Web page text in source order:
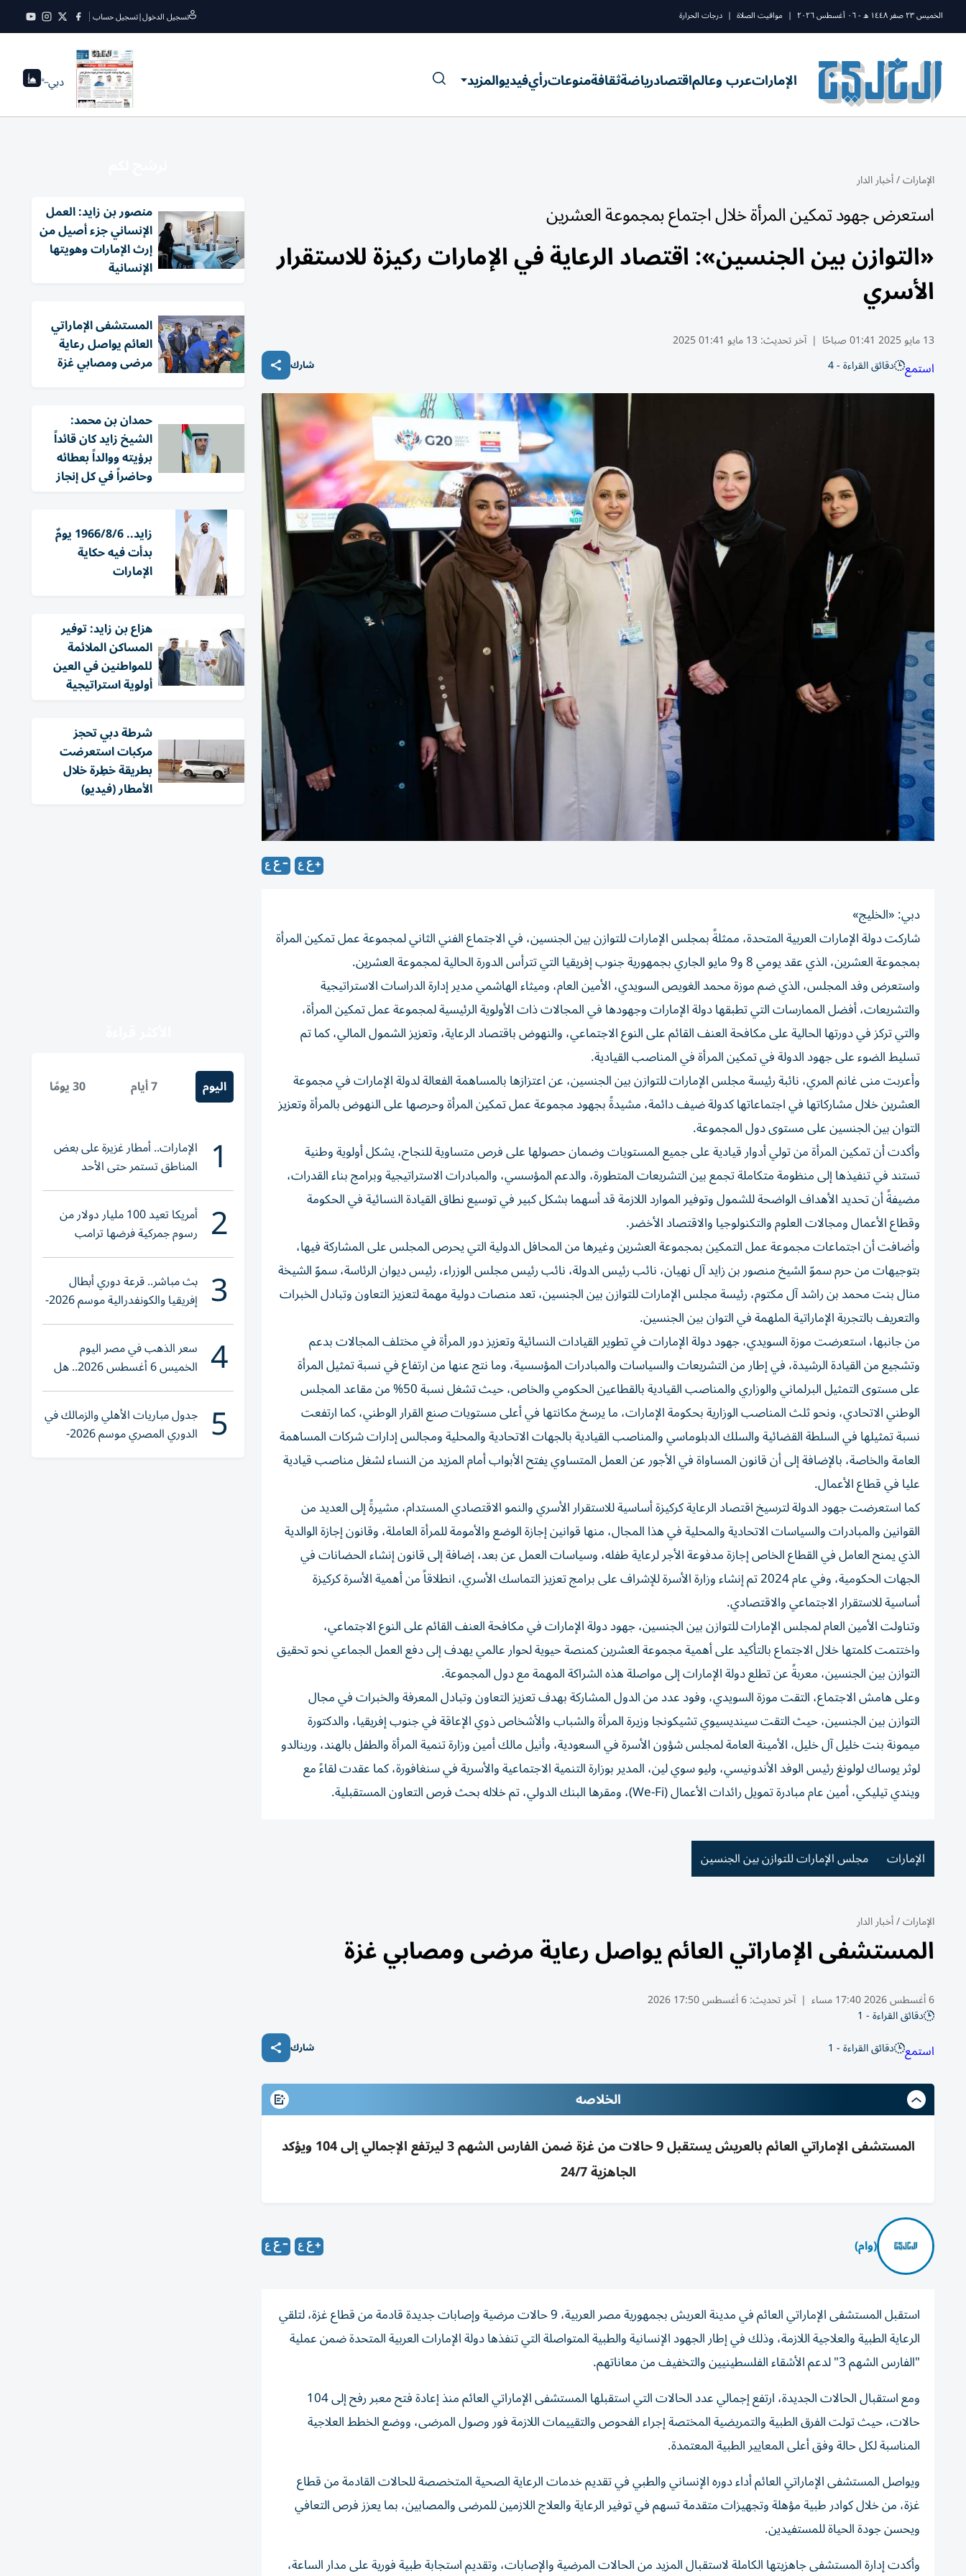
الخميس ٢٣ صفر ١٤٤٨ ه - ٠٦ أغسطس ٢٠٢٦ | مواقيت الصلاة | درجات الحرارة تسجيل الدخول|تسجيل حساب
الإماراتعرب وعالماقتصادرياضةثقافةمنوعاترأيفيديوالمزيد دبي--°
الإمارات/أخبار الدار
استعرض جهود تمكين المرأة خلال اجتماع بمجموعة العشرين
«التوازن بين الجنسين»: اقتصاد الرعاية في الإمارات ركيزة للاستقرار
الأسري
13 مايو 2025 01:41 صباحًا | آخر تحديث: 13 مايو 01:41 2025
استمع دقائق القراءة - 4 شارك
دبي: «الخليج»
شاركت دولة الإمارات العربية المتحدة، ممثلةً بمجلس الإمارات للتوازن بين الجنسين، في الاجتماع الفني الثاني لمجموعة عمل تمكين المرأة
بمجموعة العشرين، الذي عقد يومي 8 و9 مايو الجاري بجمهورية جنوب إفريقيا التي تترأس الدورة الحالية لمجموعة العشرين.
واستعرض وفد المجلس، الذي ضم موزة محمد الغويص السويدي، الأمين العام، وميثاء الهاشمي مدير إدارة الدراسات الاستراتيجية
والتشريعات، أفضل الممارسات التي تطبقها دولة الإمارات وجهودها في المجالات ذات الأولوية الرئيسية لمجموعة عمل تمكين المرأة،
والتي تركز في دورتها الحالية على مكافحة العنف القائم على النوع الاجتماعي، والنهوض باقتصاد الرعاية، وتعزيز الشمول المالي، كما تم
تسليط الضوء على جهود الدولة في تمكين المرأة في المناصب القيادية.
وأعربت منى غانم المري، نائبة رئيسة مجلس الإمارات للتوازن بين الجنسين، عن اعتزازها بالمساهمة الفعالة لدولة الإمارات في مجموعة
العشرين خلال مشاركاتها في اجتماعاتها كدولة ضيف دائمة، مشيدةً بجهود مجموعة عمل تمكين المرأة وحرصها على النهوض بالمرأة وتعزيز
التوان بين الجنسين على مستوى دول المجموعة.
وأكدت أن تمكين المرأة من تولي أدوار قيادية على جميع المستويات وضمان حصولها على فرص متساوية للنجاح، يشكل أولوية وطنية
تستند في تنفيذها إلى منظومة متكاملة تجمع بين التشريعات المتطورة، والدعم المؤسسي، والمبادرات الاستراتيجية وبرامج بناء القدرات،
مضيفةً أن تحديد الأهداف الواضحة للشمول وتوفير الموارد اللازمة قد أسهما بشكل كبير في توسيع نطاق القيادة النسائية في الحكومة
وقطاع الأعمال ومجالات العلوم والتكنولوجيا والاقتصاد الأخضر.
وأضافت أن اجتماعات مجموعة عمل التمكين بمجموعة العشرين وغيرها من المحافل الدولية التي يحرص المجلس على المشاركة فيها،
بتوجيهات من حرم سموّ الشيخ منصور بن زايد آل نهيان، نائب رئيس الدولة، نائب رئيس مجلس الوزراء، رئيس ديوان الرئاسة، سموّ الشيخة
منال بنت محمد بن راشد آل مكتوم، رئيسة مجلس الإمارات للتوازن بين الجنسين، تعد منصات دولية مهمة لتعزيز التعاون وتبادل الخبرات
والتعريف بالتجربة الإماراتية الملهمة في التوان بين الجنسين.
من جانبها، استعرضت موزة السويدي، جهود دولة الإمارات في تطوير القيادات النسائية وتعزيز دور المرأة في مختلف المجالات بدعم
وتشجيع من القيادة الرشيدة، في إطار من التشريعات والسياسات والمبادرات المؤسسية، وما نتج عنها من ارتفاع في نسبة تمثيل المرأة
على مستوى التمثيل البرلماني والوزاري والمناصب القيادية بالقطاعين الحكومي والخاص، حيث تشغل نسبة 50% من مقاعد المجلس
الوطني الاتحادي، ونحو ثلث المناصب الوزارية بحكومة الإمارات، ما يرسخ مكانتها في أعلى مستويات صنع القرار الوطني، كما ارتفعت
نسبة تمثيلها في السلطة القضائية والسلك الدبلوماسي والمناصب القيادية بالجهات الاتحادية والمحلية ومجالس إدارات شركات المساهمة
العامة والخاصة، بالإضافة إلى أن قانون المساواة في الأجور عن العمل المتساوي يفتح الأبواب أمام المزيد من النساء لشغل مناصب قيادية
عليا في قطاع الأعمال.
كما استعرضت جهود الدولة لترسيخ اقتصاد الرعاية كركيزة أساسية للاستقرار الأسري والنمو الاقتصادي المستدام، مشيرةً إلى العديد من
القوانين والمبادرات والسياسات الاتحادية والمحلية في هذا المجال، منها قوانين إجازة الوضع والأمومة للمرأة العاملة، وقانون إجازة الوالدية
الذي يمنح العامل في القطاع الخاص إجازة مدفوعة الأجر لرعاية طفله، وسياسات العمل عن بعد، إضافة إلى قانون إنشاء الحضانات في
الجهات الحكومية، وفي عام 2024 تم إنشاء وزارة الأسرة للإشراف على برامج تعزيز التماسك الأسري، انطلاقاً من أهمية الأسرة كركيزة
أساسية للاستقرار الاجتماعي والاقتصادي.
وتناولت الأمين العام لمجلس الإمارات للتوازن بين الجنسين، جهود دولة الإمارات في مكافحة العنف القائم على النوع الاجتماعي،
واختتمت كلمتها خلال الاجتماع بالتأكيد على أهمية مجموعة العشرين كمنصة حيوية لحوار عالمي يهدف إلى دفع العمل الجماعي نحو تحقيق
التوازن بين الجنسين، معربةً عن تطلع دولة الإمارات إلى مواصلة هذه الشراكة المهمة مع دول المجموعة.
وعلى هامش الاجتماع، التقت موزة السويدي، وفود عدد من الدول المشاركة بهدف تعزيز التعاون وتبادل المعرفة والخبرات في مجال
التوازن بين الجنسين، حيث التقت سينديسيوي تشيكونجا وزيرة المرأة والشباب والأشخاص ذوي الإعاقة في جنوب إفريقيا، والدكتورة
ميمونة بنت خليل آل خليل، الأمينة العامة لمجلس شؤون الأسرة في السعودية، وأنيل مالك أمين وزارة تنمية المرأة والطفل بالهند، ورينالدو
لوثر يوساك لولونغ رئيس الوفد الأندونيسي، وليو سوي لين، المدير بوزارة التنمية الاجتماعية والأسرية في سنغافورة، كما عقدت لقاءً مع
ويندي تيليكي، أمين عام مبادرة تمويل رائدات الأعمال (We-Fi)، ومقرها البنك الدولي، تم خلاله بحث فرص التعاون المستقبلية.
الإمارات مجلس الإمارات للتوازن بين الجنسين
الإمارات/أخبار الدار
المستشفى الإماراتي العائم يواصل رعاية مرضى ومصابي غزة
6 أغسطس 2026 17:40 مساء | آخر تحديث:6 أغسطس 17:50 2026
دقائق القراءة - 1
استمع دقائق القراءة - 1 شارك
الخلاصه
المستشفى الإماراتي العائم بالعريش يستقبل 9 حالات من غزة ضمن الفارس الشهم 3 ليرتفع الإجمالي إلى 104 ويؤكد
الجاهزية 24/7
(وام)
استقبل المستشفى الإماراتي العائم في مدينة العريش بجمهورية مصر العربية، 9 حالات مرضية وإصابات جديدة قادمة من قطاع غزة، لتلقي
الرعاية الطبية والعلاجية اللازمة، وذلك في إطار الجهود الإنسانية والطبية المتواصلة التي تنفذها دولة الإمارات العربية المتحدة ضمن عملية
"الفارس الشهم 3" لدعم الأشقاء الفلسطينيين والتخفيف من معاناتهم.
ومع استقبال الحالات الجديدة، ارتفع إجمالي عدد الحالات التي استقبلها المستشفى الإماراتي العائم منذ إعادة فتح معبر رفح إلى 104
حالات، حيث تولت الفرق الطبية والتمريضية المختصة إجراء الفحوص والتقييمات اللازمة فور وصول المرضى، ووضع الخطط العلاجية
المناسبة لكل حالة وفق أعلى المعايير الطبية المعتمدة.
ويواصل المستشفى الإماراتي العائم أداء دوره الإنساني والطبي في تقديم خدمات الرعاية الصحية المتخصصة للحالات القادمة من قطاع
غزة، من خلال كوادر طبية مؤهلة وتجهيزات متقدمة تسهم في توفير الرعاية والعلاج اللازمين للمرضى والمصابين، بما يعزز فرص التعافي
ويحسن جودة الحياة للمستفيدين.
وأكدت إدارة المستشفى جاهزيتها الكاملة لاستقبال المزيد من الحالات المرضية والإصابات، وتقديم استجابة طبية فورية على مدار الساعة،
منصور بن زايد: العمل
الإنساني جزء أصيل من
إرث الإمارات وهويتها
الإنسانية
المستشفى الإماراتي
العائم يواصل رعاية
مرضى ومصابي غزة
حمدان بن محمد:
الشيخ زايد كان قائداً
برؤيته ووالداً بعطائه
وحاضراً في كل إنجاز
زايد.. 1966/8/6 يومٌ
بدأت فيه حكاية
الإمارات
هزاع بن زايد: توفير
المساكن الملائمة
للمواطنين في العين
أولوية استراتيجية
شرطة دبي تحجز
مركبات استعرضت
بطريقة خطِرة خلال
الأمطار (فيديو)
اليوم 7 أيام 30 يومًا
1 الإمارات.. أمطار غزيرة على بعض
المناطق تستمر حتى الأحد
2 أمريكا تعيد 100 مليار دولار من
رسوم جمركية فرضها ترامب
3 بث مباشر.. قرعة دوري أبطال
إفريقيا والكونفدرالية موسم 2026-
2027
4 سعر الذهب في مصر اليوم
الخميس 6 أغسطس 2026.. هل
تنوي الشراء؟
5 جدول مباريات الأهلي والزمالك في
الدوري المصري موسم 2026-